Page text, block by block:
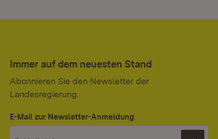
Immer auf dem neuesten Stand
Abonnieren Sie den Newsletter der
Landesregierung.
E-Mail zur Newsletter-Anmeldung